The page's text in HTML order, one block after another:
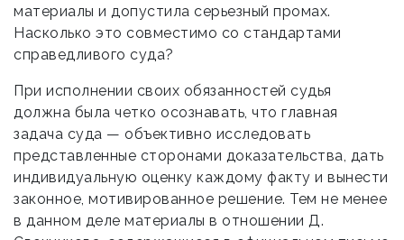
материалы и допустила серьезный промах.
Насколько это совместимо со стандартами
справедливого суда?
При исполнении своих обязанностей судья
должна была четко осознавать, что главная
задача суда — объективно исследовать
представленные сторонами доказательства, дать
индивидуальную оценку каждому факту и вынести
законное, мотивированное решение. Тем не менее
в данном деле материалы в отношении Д.